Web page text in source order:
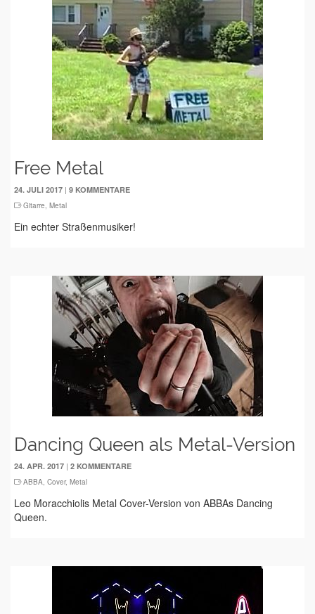
Free Metal
24. JULI 2017 | 9 KOMMENTARE
Gitarre, Metal
Ein echter Straßenmusiker!
Dancing Queen als Metal-Version
24. APR. 2017 | 2 KOMMENTARE
ABBA, Cover, Metal
Leo Moracchiolis Metal Cover-Version von ABBAs Dancing
Queen.